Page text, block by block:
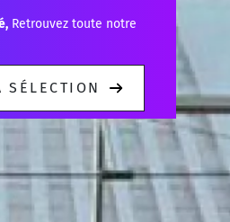
Retrouvez toute notre
SÉLECTION